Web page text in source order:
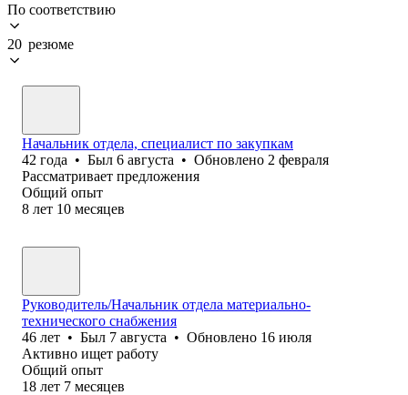
По соответствию
20 резюме
Начальник отдела, специалист по закупкам
42 года • Был 6 августа • Обновлено 2 февраля
Рассматривает предложения
Общий опыт
8 лет 10 месяцев
Руководитель/Начальник отдела материально-
технического снабжения
46 лет • Был 7 августа • Обновлено 16 июля
Активно ищет работу
Общий опыт
18 лет 7 месяцев